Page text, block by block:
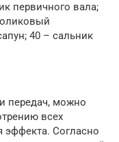
первичного вала;
40 – сальник
передач, можно
всех
Согласно